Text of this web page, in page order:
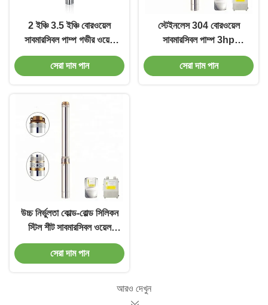
2 ইঞ্চি 3.5 ইঞ্চি বোরওয়েল
সাবমারসিবল পাম্প গভীর ওয়েল
মাল্টিস্টেজ সাবমারসিবল পাম্প
সেরা দাম পান
স্টেইনলেস 304 বোরওয়েল
সাবমারসিবল পাম্প 3hp
সাবমারসিবল ওয়েল পাম্প
হার্মেটিকভাবে সিল করা মোটর
সেরা দাম পান
উচ্চ নির্ভুলতা কোল্ড-রোল্ড সিলিকন
স্টিল শীট সাবমারসিবল ওয়েল
বোরহোল ওয়াটার পাম্প
সেরা দাম পান
আরও দেখুন